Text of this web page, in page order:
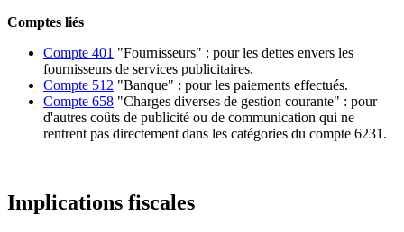
Comptes liés
Compte 401 "Fournisseurs" : pour les dettes envers les
fournisseurs de services publicitaires.
Compte 512 "Banque" : pour les paiements effectués.
Compte 658 "Charges diverses de gestion courante" : pour
d'autres coûts de publicité ou de communication qui ne
rentrent pas directement dans les catégories du compte 6231.
Implications fiscales